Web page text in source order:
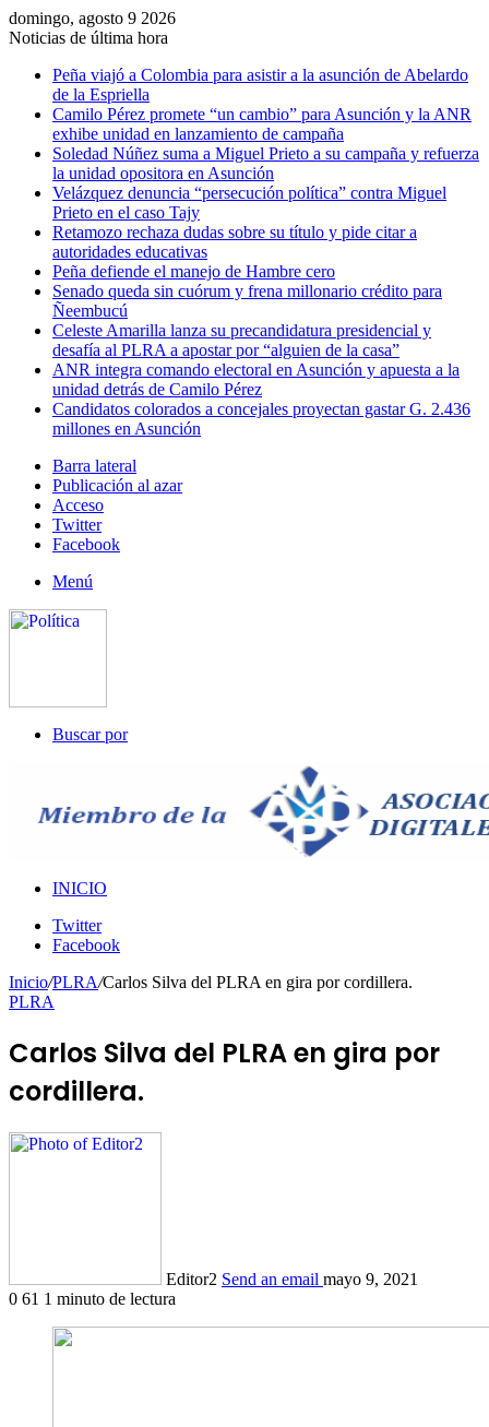
domingo, agosto 9 2026
Noticias de última hora
Peña viajó a Colombia para asistir a la asunción de Abelardo
de la Espriella
Camilo Pérez promete “un cambio” para Asunción y la ANR
exhibe unidad en lanzamiento de campaña
Soledad Núñez suma a Miguel Prieto a su campaña y refuerza
la unidad opositora en Asunción
Velázquez denuncia “persecución política” contra Miguel
Prieto en el caso Tajy
Retamozo rechaza dudas sobre su título y pide citar a
autoridades educativas
Peña defiende el manejo de Hambre cero
Senado queda sin cuórum y frena millonario crédito para
Ñeembucú
Celeste Amarilla lanza su precandidatura presidencial y
desafía al PLRA a apostar por “alguien de la casa”
ANR integra comando electoral en Asunción y apuesta a la
unidad detrás de Camilo Pérez
Candidatos colorados a concejales proyectan gastar G. 2.436
millones en Asunción
Barra lateral
Publicación al azar
Acceso
Twitter
Facebook
Menú
Buscar por
INICIO
Twitter
Facebook
Inicio/PLRA/Carlos Silva del PLRA en gira por cordillera.
PLRA
Carlos Silva del PLRA en gira por
cordillera.
Editor2 Send an email mayo 9, 2021
0 61 1 minuto de lectura